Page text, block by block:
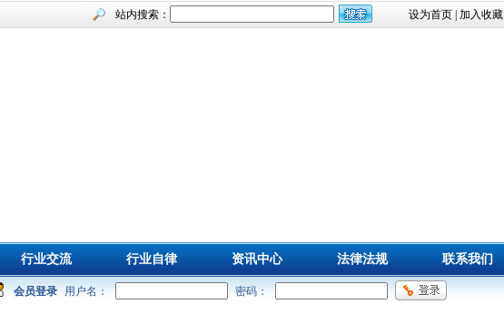
站内搜索： 设为首页 加入收藏
行业交流 行业自律 资讯中心 法律法规 联系我们
会员登录 用户名： 密码：